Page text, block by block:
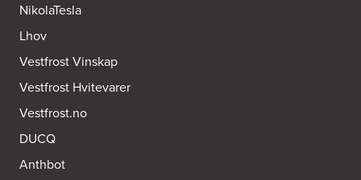
NikolaTesla
Lhov
Vestfrost Vinskap
Vestfrost Hvitevarer
Vestfrost.no
DUCQ
Anthbot